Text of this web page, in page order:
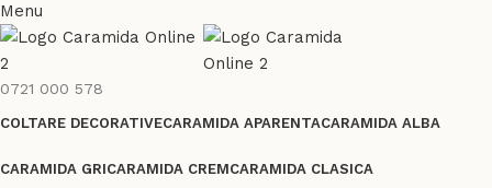
Menu
0721 000 578
COLTARE DECORATIVECARAMIDA APARENTACARAMIDA ALBA
CARAMIDA GRICARAMIDA CREMCARAMIDA CLASICA